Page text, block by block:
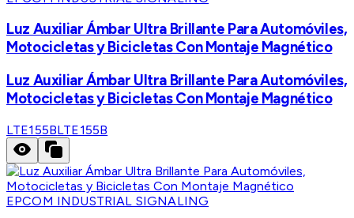
Luz Auxiliar Ámbar Ultra Brillante Para Automóviles,
Motocicletas y Bicicletas Con Montaje Magnético
Luz Auxiliar Ámbar Ultra Brillante Para Automóviles,
Motocicletas y Bicicletas Con Montaje Magnético
LTE155BLTE155B
EPCOM INDUSTRIAL SIGNALING